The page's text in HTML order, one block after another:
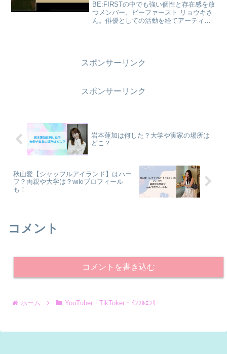
BE:FIRSTの中でも強い個性と存在感を放
つメンバー、ビーファースト リョウキさ
ん。俳優としての活動を経てアーティス
スポンサーリンク
スポンサーリンク
岩本蓮加は何した？大学や実家の場所は
どこ？
秋山愛【シャッフルアイランド】はハー
フ？両親や大学は？wikiプロフィール
も！
コメント
コメントを書き込む
ホーム YouTuber・TikToker・ｲﾝﾌﾙｴﾝｻｰ